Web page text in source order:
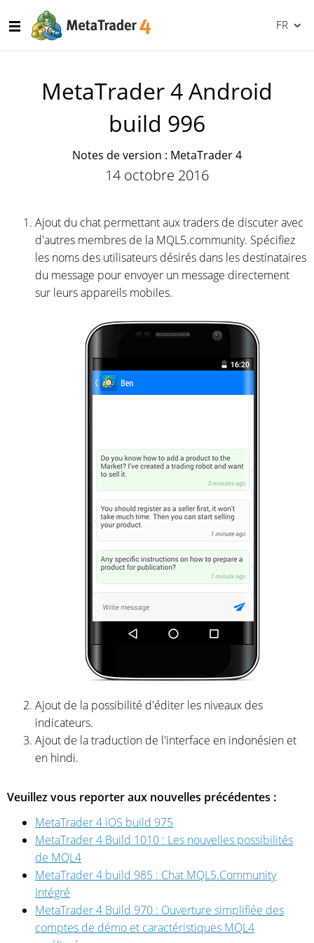
FR
MetaTrader 4 Android
build 996
Notes de version : MetaTrader 4
14 octobre 2016
Ajout du chat permettant aux traders de discuter avec
d'autres membres de la MQL5.community. Spécifiez
les noms des utilisateurs désirés dans les destinataires
du message pour envoyer un message directement
sur leurs appareils mobiles.
Ajout de la possibilité d'éditer les niveaux des
indicateurs.
Ajout de la traduction de l'interface en indonésien et
en hindi.
Veuillez vous reporter aux nouvelles précédentes :
MetaTrader 4 iOS build 975
MetaTrader 4 Build 1010 : Les nouvelles possibilités
de MQL4
MetaTrader 4 build 985 : Chat MQL5.Community
Intégré
MetaTrader 4 Build 970 : Ouverture simplifiée des
comptes de démo et caractéristiques MQL4